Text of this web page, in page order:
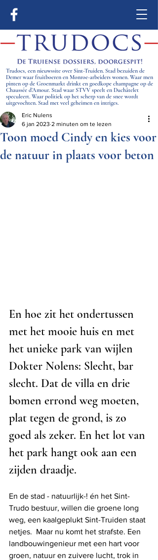
Trudocs, een nieuwssite over Sint-Truiden. Stad bezuiden de
Demer waar fruitboeren en Monroe-arbeiders wonen. Waar men
pinten op de Groenmarkt drinkt en goedkope champagne op de
Chaussée d’Amour. Stad waar STVV speelt en Duchâtelet
speculeert. Waar politiek op het scherp van de snee wordt
uitgevochten. Stad met veel geheimen en intriges.
Toon moed Cindy en kies voor
de natuur in plaats voor beton
Eric Nulens
6 jan 2023 2 minuten om te lezen
En hoe zit het ondertussen
met het mooie huis en met
het unieke park van wijlen
Dokter Nolens: Slecht, bar
slecht. Dat de villa en drie
bomen errond weg moeten,
plat tegen de grond, is zo
goed als zeker. En het lot van
het park hangt ook aan een
zijden draadje.
En de stad - natuurlijk-! én het Sint-
Trudo bestuur, willen die groene long
weg, een kaalgeplukt Sint-Truiden staat
netjes.  Maar nu komt het strafste. Een
landbouwingenieur met een hart voor
groen, natuur en zuivere lucht, trok in